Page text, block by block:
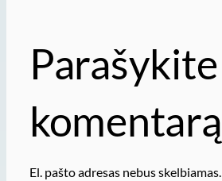
Parašykite
komentarą
El. pašto adresas nebus skelbiamas.